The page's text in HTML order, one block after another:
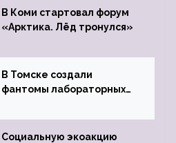
В Коми стартовал форум
«Арктика. Лёд тронулся»
В Томске создали
фантомы лабораторных
Социальную экоакцию